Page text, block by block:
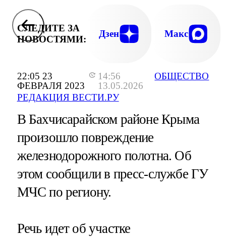
22:05 23
ФЕВРАЛЯ 2023
14:56
13.05.2026
РЕДАКЦИЯ ВЕСТИ.РУ
ОБЩЕСТВО
СЛЕДИТЕ ЗА
НОВОСТЯМИ:
Дзен Макс
В Бахчисарайском районе Крыма
произошло повреждение
железнодорожного полотна. Об
этом сообщили в пресс-службе ГУ
МЧС по региону.
Речь идет об участке